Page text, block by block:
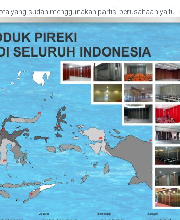
yang sudah menggunakan partisi perusahaan yaitu :